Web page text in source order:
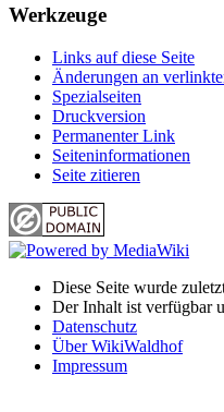
Werkzeuge
Links auf diese Seite
Änderungen an
Spezialseiten
Druckversion
Permanenter Link
Seiten­informationen
Seite zitieren
Diese Seite wurde
Der Inhalt ist verfügbar
Datenschutz
Über WikiWaldhof
Impressum